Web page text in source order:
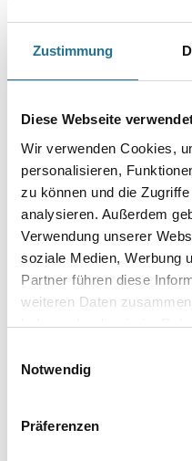
Zustimmung
Diese Webseite
Wir verwenden Cookies,
personalisieren,
zu können und die
analysieren. Außerdem
Verwendung unserer
soziale Medien, Werbung
Partner führen diese
weiteren Daten
haben oder die sie im
Notwendig
Präferenzen
House-Paint überzeugt vor allem
Das sorgt für ein leuchtend
Regen, Hitze und Kälte. Sie ist
vor.
Farbtonbezeichnung
Glanzgrad
Gebinde
Umrechnungsfaktoren